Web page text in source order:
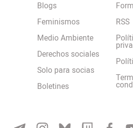
Blogs
Feminismos
Medio Ambiente
Derechos sociales
Solo para socias
Boletines
RSS